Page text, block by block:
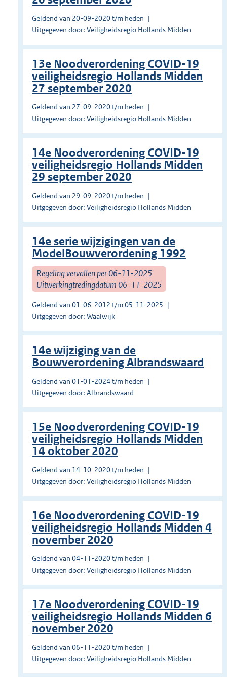
Geldend van 20-09-2020 t/m heden
Uitgegeven door: Veiligheidsregio Hollands Midden
13e Noodverordening COVID-19
veiligheidsregio Hollands Midden
27 september 2020
Geldend van 27-09-2020 t/m heden
Uitgegeven door: Veiligheidsregio Hollands Midden
14e Noodverordening COVID-19
veiligheidsregio Hollands Midden
29 september 2020
Geldend van 29-09-2020 t/m heden
Uitgegeven door: Veiligheidsregio Hollands Midden
14e serie wijzigingen van de
ModelBouwverordening 1992
Regeling vervallen per 06-11-2025
Uitwerkingtredingdatum 06-11-2025
Geldend van 01-06-2012 t/m 05-11-2025
Uitgegeven door: Waalwijk
14e wijziging van de
Bouwverordening Albrandswaard
Geldend van 01-01-2024 t/m heden
Uitgegeven door: Albrandswaard
15e Noodverordening COVID-19
veiligheidsregio Hollands Midden
14 oktober 2020
Geldend van 14-10-2020 t/m heden
Uitgegeven door: Veiligheidsregio Hollands Midden
16e Noodverordening COVID-19
veiligheidsregio Hollands Midden 4
november 2020
Geldend van 04-11-2020 t/m heden
Uitgegeven door: Veiligheidsregio Hollands Midden
17e Noodverordening COVID-19
veiligheidsregio Hollands Midden 6
november 2020
Geldend van 06-11-2020 t/m heden
Uitgegeven door: Veiligheidsregio Hollands Midden